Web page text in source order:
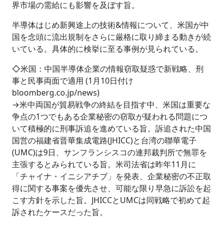
界市場の需給にも影響を及ぼす旨。
半導体はじめ新興途上の技術&情報について、米国が中
国を念頭に流出規制をさらに厳格に取り締まる動きが続
いている。具体的に検挙に至る事例が見られている。
◇米国：中国半導体企業の情報窃取疑惑で新戦略、刑
事と民事両面で適用 (1月10日付け
bloomberg.co.jp/news)
→米中両国が貿易戦争の終結を目指す中、米国は重要な
争点の1つでもある企業秘密の窃取が疑われる問題につ
いて積極的に刑事訴追を進めている旨。訴追された中国
国営の福建省晋華集成電路(JHICC)と台湾の聯華電子
(UMC)は9日、サンフランシスコの連邦裁判所で無罪を
主張するとみられている旨。米司法省は昨年11月に
「チャイナ・イニシアチブ」を発表、企業秘密の不正取
得に関する事案を優先させ、可能な限り早急に訴訟を起
こす方針を示した旨。JHICCとUMCは同戦略で初めて起
訴されたケースだった旨。